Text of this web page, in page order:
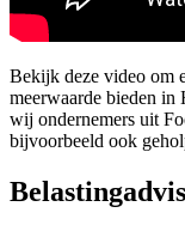
Bekijk deze video om
meerwaarde bieden in
wij ondernemers uit
bijvoorbeeld ook